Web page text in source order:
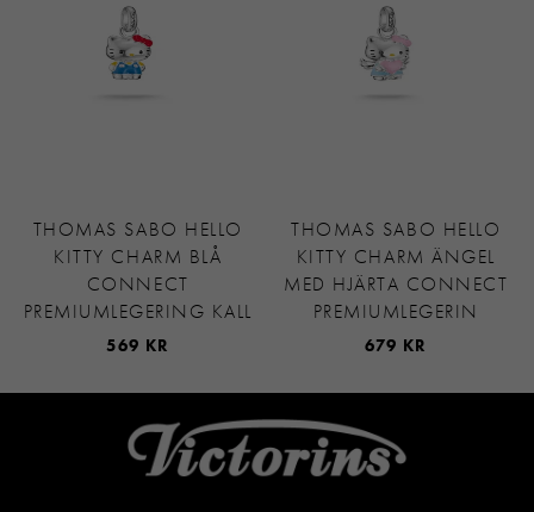
THOMAS SABO HELLO
KITTY CHARM BLÅ
CONNECT
PREMIUMLEGERING KALL
569 KR
THOMAS SABO HELLO
KITTY CHARM ÄNGEL
MED HJÄRTA CONNECT
PREMIUMLEGERIN
679 KR